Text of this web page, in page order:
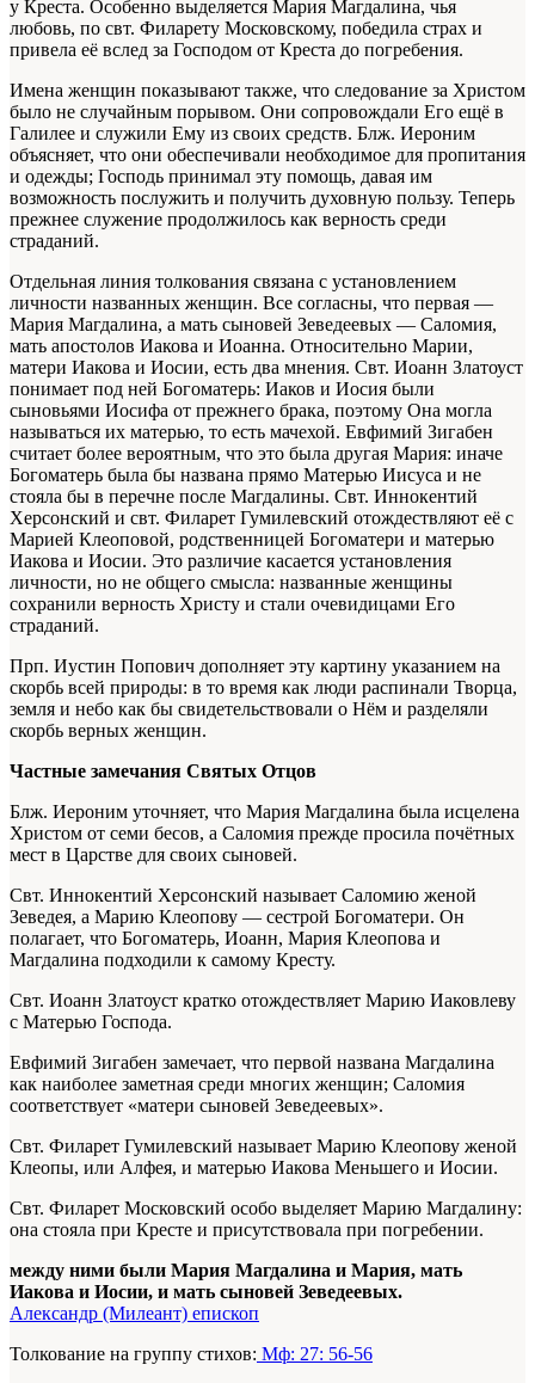
у Креста. Особенно выделяется Мария Магдалина, чья
любовь, по свт. Филарету Московскому, победила страх и
привела её вслед за Господом от Креста до погребения.
Имена женщин показывают также, что следование за Христом
было не случайным порывом. Они сопровождали Его ещё в
Галилее и служили Ему из своих средств. Блж. Иероним
объясняет, что они обеспечивали необходимое для пропитания
и одежды; Господь принимал эту помощь, давая им
возможность послужить и получить духовную пользу. Теперь
прежнее служение продолжилось как верность среди
страданий.
Отдельная линия толкования связана с установлением
личности названных женщин. Все согласны, что первая —
Мария Магдалина, а мать сыновей Зеведеевых — Саломия,
мать апостолов Иакова и Иоанна. Относительно Марии,
матери Иакова и Иосии, есть два мнения. Свт. Иоанн Златоуст
понимает под ней Богоматерь: Иаков и Иосия были
сыновьями Иосифа от прежнего брака, поэтому Она могла
называться их матерью, то есть мачехой. Евфимий Зигабен
считает более вероятным, что это была другая Мария: иначе
Богоматерь была бы названа прямо Матерью Иисуса и не
стояла бы в перечне после Магдалины. Свт. Иннокентий
Херсонский и свт. Филарет Гумилевский отождествляют её с
Марией Клеоповой, родственницей Богоматери и матерью
Иакова и Иосии. Это различие касается установления
личности, но не общего смысла: названные женщины
сохранили верность Христу и стали очевидицами Его
страданий.
Прп. Иустин Попович дополняет эту картину указанием на
скорбь всей природы: в то время как люди распинали Творца,
земля и небо как бы свидетельствовали о Нём и разделяли
скорбь верных женщин.
Частные замечания Святых Отцов
Блж. Иероним уточняет, что Мария Магдалина была исцелена
Христом от семи бесов, а Саломия прежде просила почётных
мест в Царстве для своих сыновей.
Свт. Иннокентий Херсонский называет Саломию женой
Зеведея, а Марию Клеопову — сестрой Богоматери. Он
полагает, что Богоматерь, Иоанн, Мария Клеопова и
Магдалина подходили к самому Кресту.
Свт. Иоанн Златоуст кратко отождествляет Марию Иаковлеву
с Матерью Господа.
Евфимий Зигабен замечает, что первой названа Магдалина
как наиболее заметная среди многих женщин; Саломия
соответствует «матери сыновей Зеведеевых».
Свт. Филарет Гумилевский называет Марию Клеопову женой
Клеопы, или Алфея, и матерью Иакова Меньшего и Иосии.
Свт. Филарет Московский особо выделяет Марию Магдалину:
она стояла при Кресте и присутствовала при погребении.
между ними были Мария Магдалина и Мария, мать
Иакова и Иосии, и мать сыновей Зеведеевых.
Александр (Милеант) епископ
Толкование на группу стихов: Мф: 27: 56-56